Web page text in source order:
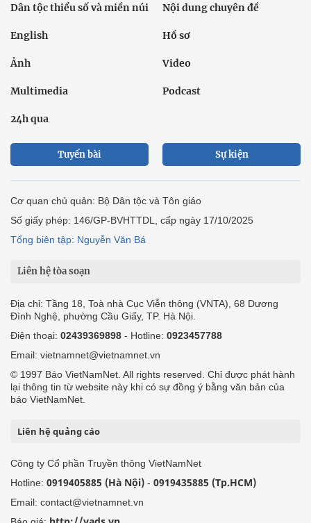
Dân tộc thiểu số và miền núi Nội dung chuyên đề
English Hồ sơ
Ảnh Video
Multimedia Podcast
24h qua
Tuyến bài Sự kiện
Cơ quan chủ quản: Bộ Dân tộc và Tôn giáo
Số giấy phép: 146/GP-BVHTTDL, cấp ngày 17/10/2025
Tổng biên tập: Nguyễn Văn Bá
Liên hệ tòa soạn
Địa chỉ: Tầng 18, Toà nhà Cục Viễn thông (VNTA), 68 Dương
Đình Nghệ, phường Cầu Giấy, TP. Hà Nội.
Điện thoại: 02439369898 - Hotline: 0923457788
Email: vietnamnet@vietnamnet.vn
© 1997 Báo VietNamNet. All rights reserved. Chỉ được phát hành
lại thông tin từ website này khi có sự đồng ý bằng văn bản của
báo VietNamNet.
Liên hệ quảng cáo
Công ty Cổ phần Truyền thông VietNamNet
Hotline: 0919405885 (Hà Nội) - 0919435885 (Tp.HCM)
Email: contact@vietnamnet.vn